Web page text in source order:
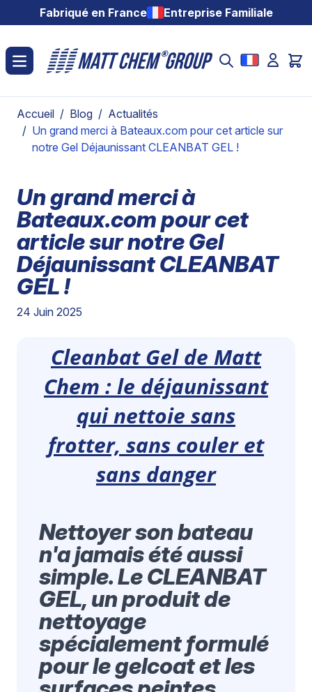
Aller au contenuFabriqué en France Entreprise Familiale
Accueil / Blog / Actualités
/ Un grand merci à Bateaux.com pour cet article sur
notre Gel Déjaunissant CLEANBAT GEL !
Un grand merci à
Bateaux.com pour cet
article sur notre Gel
Déjaunissant CLEANBAT
GEL !
24 Juin 2025
Cleanbat Gel de Matt
Chem : le déjaunissant
qui nettoie sans
frotter, sans couler et
sans danger
Nettoyer son bateau
n'a jamais été aussi
simple. Le CLEANBAT
GEL, un produit de
nettoyage
spécialement formulé
pour le gelcoat et les